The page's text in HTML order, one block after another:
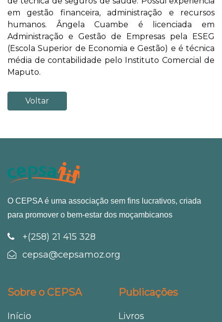
em gestão financeira, administração e recursos
humanos. Ângela Cuambe é licenciada em
Administração e Gestão de Empresas pela ESEG
(Escola Superior de Economia e Gestão) e é técnica
média de contabilidade pelo Instituto Comercial de
Maputo.
Voltar
O CEPSA é uma associação sem fins lucrativos, criada
para promover o bem-estar dos moçambicanos
+(258) 21 415 328
cepsa@cepsamoz.org
Sobre o CEPSA
Início
Publicações
Livros